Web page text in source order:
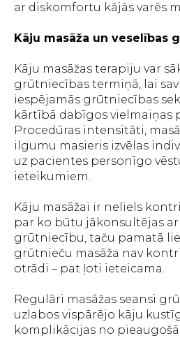
ar diskomfortu kājās varēs
Kāju masāža un veselības
Kāju masāžas terapiju var
grūtniecības termiņā, lai
iespējamās grūtniecības
kārtībā dabīgos vielmaiņas
Procedūras intensitāti,
ilgumu masieris izvēlas
uz pacientes personīgo
ieteikumiem.
Kāju masāžai ir neliels
par ko būtu jākonsultējas ar
grūtniecību, taču pamatā
grūtnieču masāža nav
otrādi – pat ļoti ieteicama.
Regulāri masāžas seansi
uzlabos vispārējo kāju
komplikācijas no